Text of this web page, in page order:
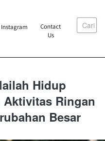
`Instagram `
Contact
Us
Cari
Hidup
Ringan
Besar